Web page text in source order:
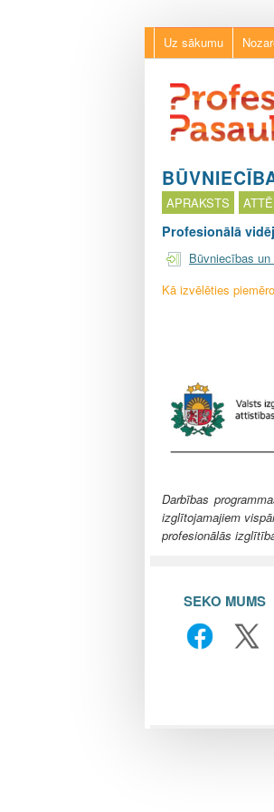
Uz sākumu
r
o
f
e
s
i
j
u
e
APRAKSTS
Profesionālā
Būvniecības
Kā izvēlēties
Darbības
izglītojamajiem
profesionālās
SEKO MUMS